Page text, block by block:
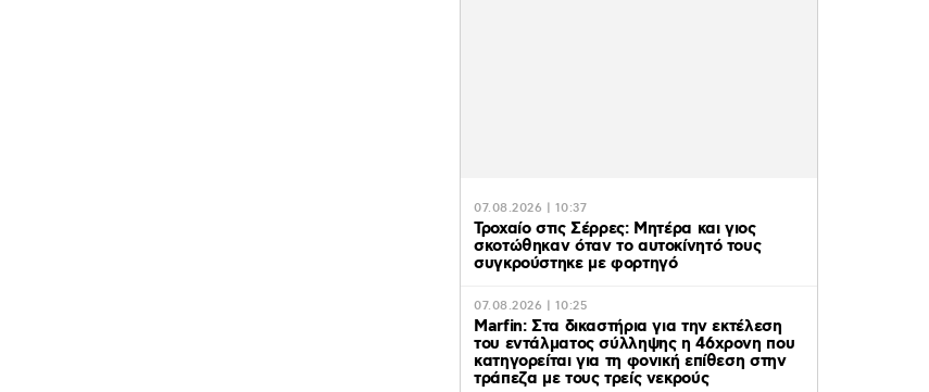
07.08.2026 | 10:37
Τροχαίο στις Σέρρες: Μητέρα και γιος
σκοτώθηκαν όταν το αυτοκίνητό τους
συγκρούστηκε με φορτηγό
07.08.2026 | 10:25
Marfin: Στα δικαστήρια για την εκτέλεση
του εντάλματος σύλληψης η 46χρονη που
κατηγορείται για τη φονική επίθεση στην
τράπεζα με τους τρείς νεκρούς